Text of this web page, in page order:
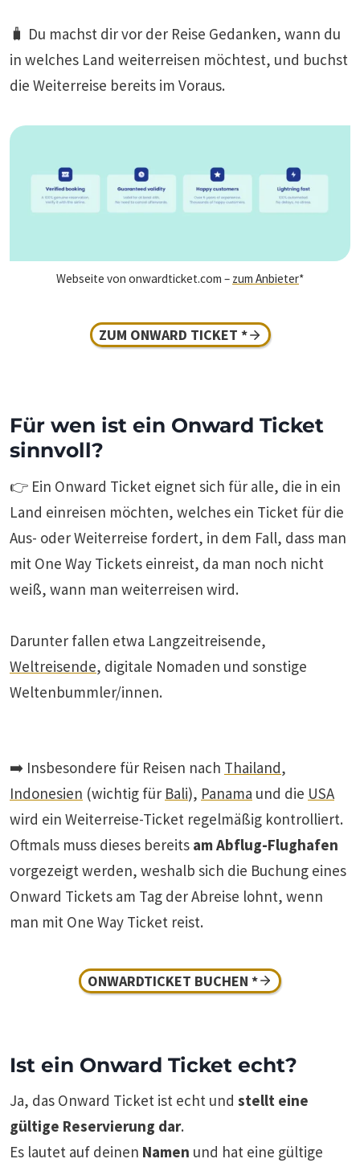
🧳 Du machst dir vor der Reise Gedanken, wann du
in welches Land weiterreisen möchtest, und buchst
die Weiterreise bereits im Voraus.
Webseite von onwardticket.com – zum Anbieter*
ZUM ONWARD TICKET *
Für wen ist ein Onward Ticket
sinnvoll?
👉 Ein Onward Ticket eignet sich für alle, die in ein
Land einreisen möchten, welches ein Ticket für die
Aus- oder Weiterreise fordert, in dem Fall, dass man
mit One Way Tickets einreist, da man noch nicht
weiß, wann man weiterreisen wird.
Darunter fallen etwa Langzeitreisende,
Weltreisende, digitale Nomaden und sonstige
Weltenbummler/innen.
➡️ Insbesondere für Reisen nach Thailand,
Indonesien (wichtig für Bali), Panama und die USA
wird ein Weiterreise-Ticket regelmäßig kontrolliert.
Oftmals muss dieses bereits am Abflug-Flughafen
vorgezeigt werden, weshalb sich die Buchung eines
Onward Tickets am Tag der Abreise lohnt, wenn
man mit One Way Ticket reist.
ONWARDTICKET BUCHEN *
Ist ein Onward Ticket echt?
Ja, das Onward Ticket ist echt und stellt eine
gültige Reservierung dar.
Es lautet auf deinen Namen und hat eine gültige